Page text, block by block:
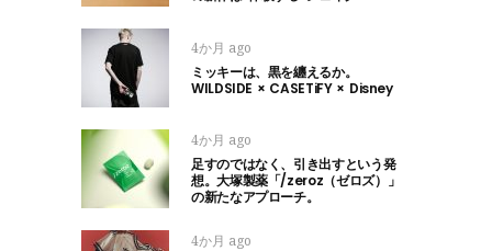
4か月 ago
ミッキーは、黒を纏えるか。
WILDSIDE × CASETiFY × Disney
4か月 ago
足すのではなく、引き出すという発
想。大塚製薬「/zeroz（ゼロズ）」
の新たなアプローチ。
4か月 ago